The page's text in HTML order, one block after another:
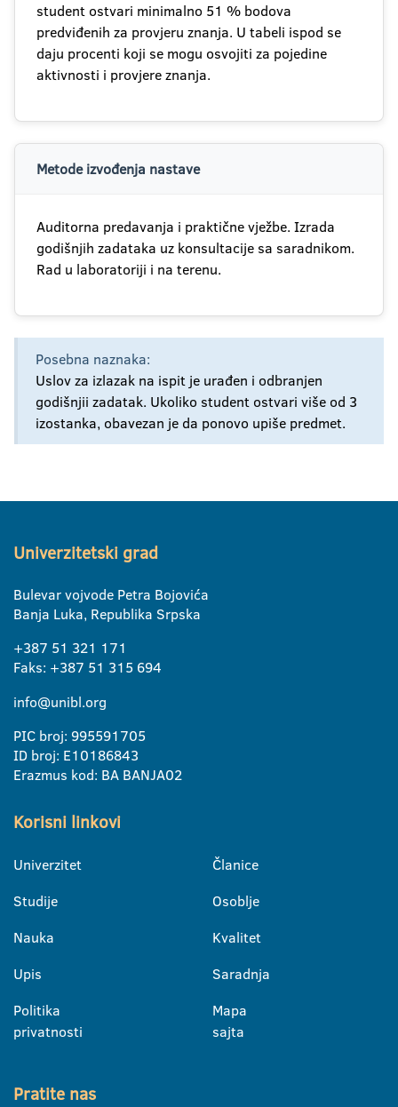
student ostvari minimalno 51 % bodova
predviđenih za provjeru znanja. U tabeli ispod se
daju procenti koji se mogu osvojiti za pojedine
aktivnosti i provjere znanja.
Metode izvođenja nastave
Auditorna predavanja i praktične vježbe. Izrada
godišnjih zadataka uz konsultacije sa saradnikom.
Rad u laboratoriji i na terenu.
Posebna naznaka:
Uslov za izlazak na ispit je urađen i odbranjen
godišnjii zadatak. Ukoliko student ostvari više od 3
izostanka, obavezan je da ponovo upiše predmet.
Univerzitetski grad
Bulevar vojvode Petra Bojovića
Banja Luka, Republika Srpska
+387 51 321 171
Faks: +387 51 315 694
info@unibl.org
PIC broj: 995591705
ID broj: E10186843
Erazmus kod: BA BANJA02
Korisni linkovi
Univerzitet
Studije
Nauka
Upis
Politika
privatnosti
Članice
Osoblje
Kvalitet
Saradnja
Mapa
sajta
Pratite nas